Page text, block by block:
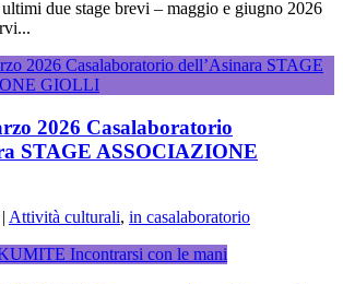
due stage brevi – maggio e giugno 2026
2026 Casalaboratorio
STAGE ASSOCIAZIONE
| Attività culturali, in casalaboratorio